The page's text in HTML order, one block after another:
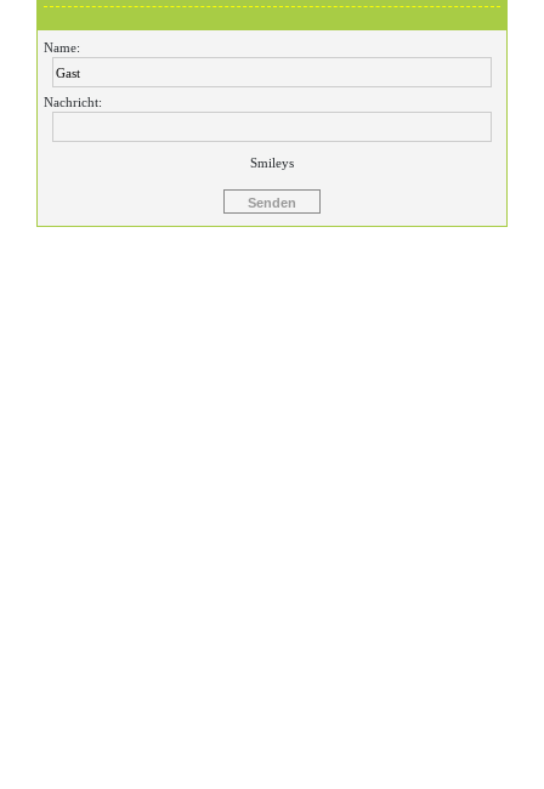
Gast
17.07.2026 - 07:05
Eure Preise eher Märchenstunde :-) Vorort nix zu sehen !
24.06.26 20.00 Uhr OMV Attnang: Der hier angegebene Dieselpreis
mit 1,699 ist aktuell ein viel höherer....
Name:
Nachricht:
Smileys